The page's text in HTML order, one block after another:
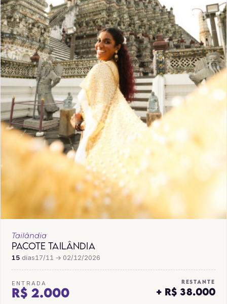
Tailândia
PACOTE TAILÂNDIA
15 dias17/11 → 02/12/2026
ENTRADA
R$ 2.000
RESTANTE
+ R$ 38.000